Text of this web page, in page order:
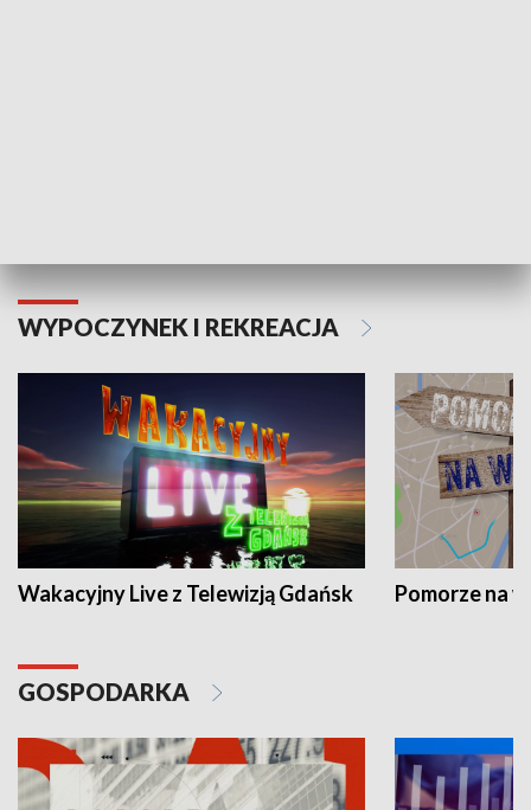
WYPOCZYNEK I REKREACJA
Wakacyjny Live z Telewizją Gdańsk Pomorze na
GOSPODARKA